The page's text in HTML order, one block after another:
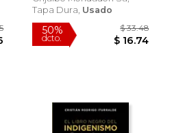
Tapa Dura, Usado